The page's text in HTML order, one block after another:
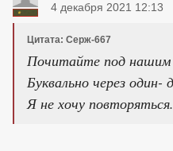
4 декабря 2021 12:13
Цитата: Серж-667
Почитайте под нашим
Буквально через один-
Я не хочу повторяться.